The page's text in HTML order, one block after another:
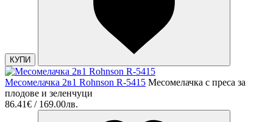
КУПИ
Месомелачка 2в1 Rohnson R-5415 Месомелачка с преса за
плодове и зеленчуци
86.41€ / 169.00лв.